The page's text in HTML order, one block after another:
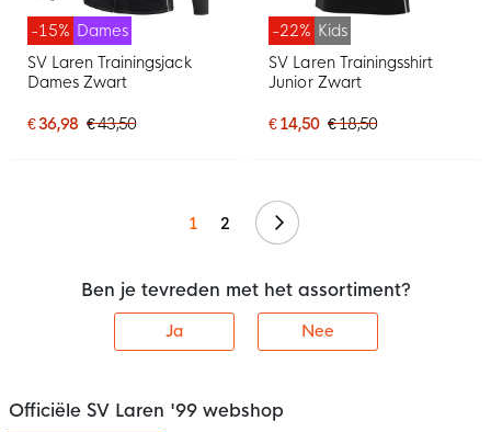
-15% Dames
SV Laren Trainingsjack
Dames Zwart
€ 36,98 € 43,50
-22% Kids
SV Laren Trainingsshirt
Junior Zwart
€ 14,50 € 18,50
1 2 Volgende
Ben je tevreden met het assortiment?
Ja Nee
Officiële SV Laren '99 webshop